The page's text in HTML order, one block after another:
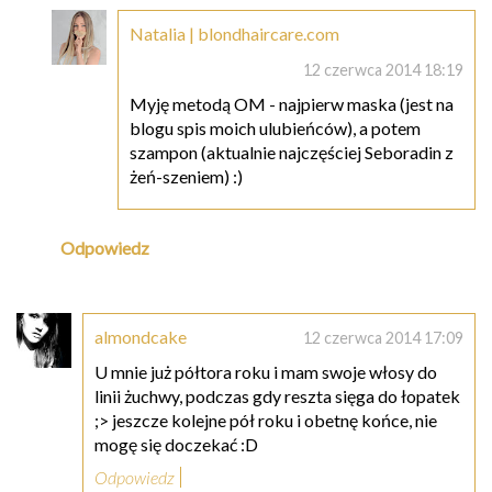
Natalia | blondhaircare.com
12 czerwca 2014 18:19
Myję metodą OM - najpierw maska (jest na
blogu spis moich ulubieńców), a potem
szampon (aktualnie najczęściej Seboradin z
żeń-szeniem) :)
Odpowiedz
almondcake 12 czerwca 2014 17:09
U mnie już półtora roku i mam swoje włosy do
linii żuchwy, podczas gdy reszta sięga do łopatek
;> jeszcze kolejne pół roku i obetnę końce, nie
mogę się doczekać :D
Odpowiedz